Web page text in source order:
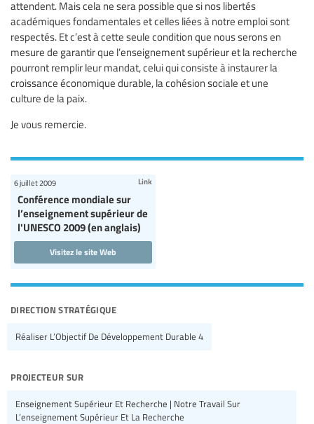
attendent. Mais cela ne sera possible que si nos libertés
académiques fondamentales et celles liées à notre emploi sont
respectés. Et c’est à cette seule condition que nous serons en
mesure de garantir que l’enseignement supérieur et la recherche
pourront remplir leur mandat, celui qui consiste à instaurer la
croissance économique durable, la cohésion sociale et une
culture de la paix.
Je vous remercie.
Conférence mondiale sur
l’enseignement supérieur de
l'UNESCO 2009 (en anglais)
6 juillet 2009 Link
Visitez le site Web
direction stratégique
Réaliser L’Objectif De Développement Durable 4
projecteur sur
Enseignement Supérieur Et Recherche | Notre Travail Sur
L’enseignement Supérieur Et La Recherche